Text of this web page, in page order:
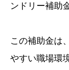
ンドリー補助
この補助金は
やすい職場環